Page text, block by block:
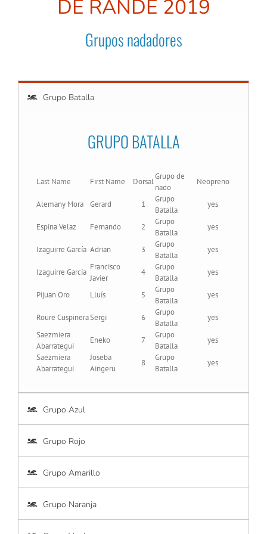
DE RANDE 2019
Grupos nadadores
Grupo Batalla
GRUPO BATALLA
Last Name First Name Dorsal
Grupo de
nado
Neopreno
Alemany Mora Gerard 1
Grupo
Batalla
yes
Espina Velaz Fernando 2
Grupo
Batalla
yes
Izaguirre García Adrian 3
Grupo
Batalla
yes
Izaguirre García
Francisco
Javier
4
Grupo
Batalla
yes
Pijuan Oro Lluís 5
Grupo
Batalla
yes
Roure CuspineraSergi 6
Grupo
Batalla
yes
Saezmiera
Abarrategui
Eneko 7
Grupo
Batalla
yes
Saezmiera
Abarrategui
Joseba
Aingeru
8
Grupo
Batalla
yes
Grupo Azul
Grupo Rojo
Grupo Amarillo
Grupo Naranja